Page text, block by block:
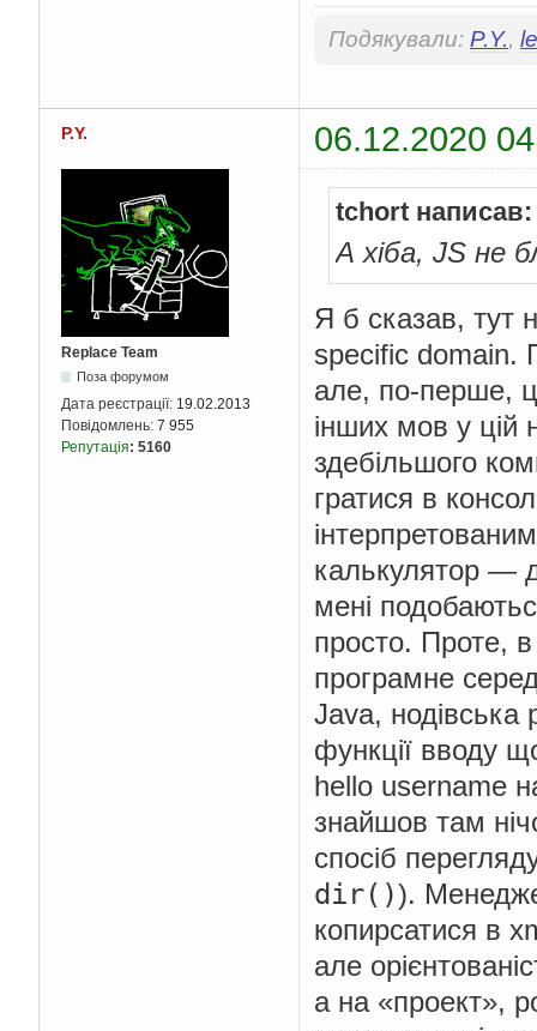
Подякували: P.Y.,
P.Y. 06.12.2020
Replace Team
Поза форумом
Дата реєстрації: 19.02.2013
Повідомлень: 7 955
Репутація: 5160
tchort написав:
А хіба, JS не
Я б сказав, тут
specific domain.
але, по-перше,
інших мов у цій
здебільшого
гратися в
калькулятор —
мені
просто. Проте, в
програмне
Java, нодівська
функції вводу
hello username
знайшов там
спосіб
dir()).
копирсатися в
але
а на «проект»,